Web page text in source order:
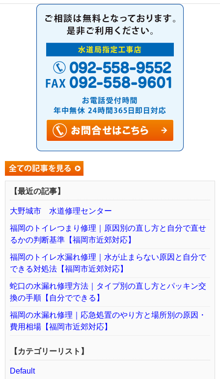
【最近の記事】
大野城市 水道修理センター
福岡のトイレつまり修理｜原因別の直し方と自分で直せ
るかの判断基準【福岡市近郊対応】
福岡のトイレ水漏れ修理｜水が止まらない原因と自分で
できる対処法【福岡市近郊対応】
蛇口の水漏れ修理方法｜タイプ別の直し方とパッキン交
換の手順【自分でできる】
福岡の水漏れ修理｜応急処置のやり方と場所別の原因・
費用相場【福岡市近郊対応】
【カテゴリーリスト】
Default